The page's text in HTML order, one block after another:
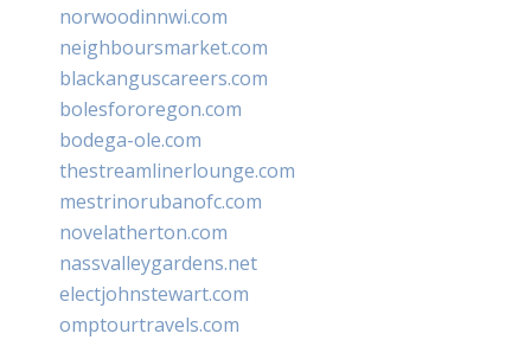
norwoodinnwi.com
neighboursmarket.com
blackanguscareers.com
bolesfororegon.com
bodega-ole.com
thestreamlinerlounge.com
mestrinorubanofc.com
novelatherton.com
nassvalleygardens.net
electjohnstewart.com
omptourtravels.com